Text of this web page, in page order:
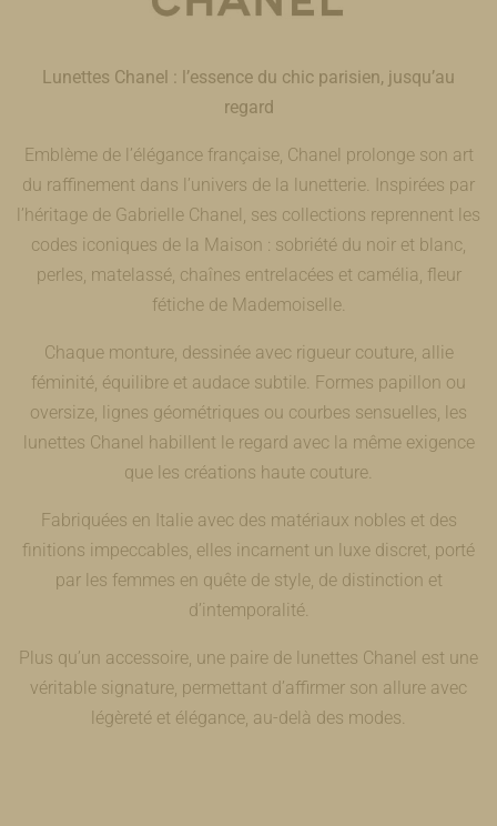
Lunettes Chanel : l’essence du chic parisien, jusqu’au
regard
Emblème de l’élégance française, Chanel prolonge son art
du raffinement dans l’univers de la lunetterie. Inspirées par
l’héritage de Gabrielle Chanel, ses collections reprennent les
codes iconiques de la Maison : sobriété du noir et blanc,
perles, matelassé, chaînes entrelacées et camélia, fleur
fétiche de Mademoiselle.
Chaque monture, dessinée avec rigueur couture, allie
féminité, équilibre et audace subtile. Formes papillon ou
oversize, lignes géométriques ou courbes sensuelles, les
lunettes Chanel habillent le regard avec la même exigence
que les créations haute couture.
Fabriquées en Italie avec des matériaux nobles et des
finitions impeccables, elles incarnent un luxe discret, porté
par les femmes en quête de style, de distinction et
d’intemporalité.
Plus qu’un accessoire, une paire de lunettes Chanel est une
véritable signature, permettant d’affirmer son allure avec
légèreté et élégance, au-delà des modes.